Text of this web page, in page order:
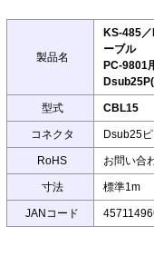
製品名
KS-485
ーブル
PC-9801
型式 CBL15
コネクタ Dsub25
RoHS お問い合
寸法 標準1m
JANコード